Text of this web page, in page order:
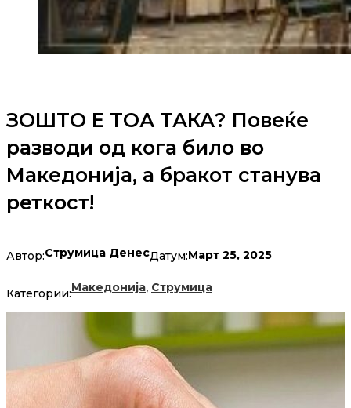
ЗОШТО Е ТОА ТАКА? Повеќе
разводи од кога било во
Македонија, а бракот станува
реткост!
Автор:Струмица ДенесДатум:Март 25, 2025
Категории:Македонија, Струмица